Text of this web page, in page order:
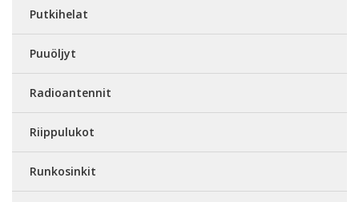
Putkihelat
Puuöljyt
Radioantennit
Riippulukot
Runkosinkit